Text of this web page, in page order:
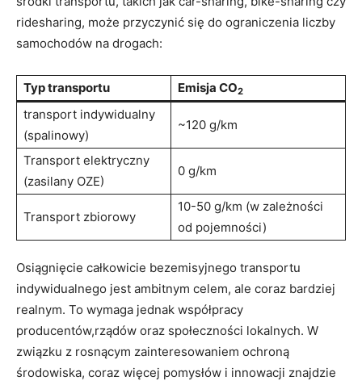
ridesharing, może przyczynić‍ się do ograniczenia liczby
samochodów na drogach:
Typ transportu Emisja CO2
transport indywidualny
(spalinowy)
~120⁤ g/km
Transport elektryczny
(zasilany OZE)
0 g/km
Transport zbiorowy
10-50 g/km (w zależności
od pojemności)
Osiągnięcie całkowicie bezemisyjnego transportu
indywidualnego jest ambitnym celem, ⁢ale coraz bardziej
realnym. To wymaga jednak współpracy
producentów,rządów oraz społeczności lokalnych. W
związku z rosnącym‍ zainteresowaniem ochroną
środowiska, coraz więcej pomysłów⁣ i innowacji znajdzie